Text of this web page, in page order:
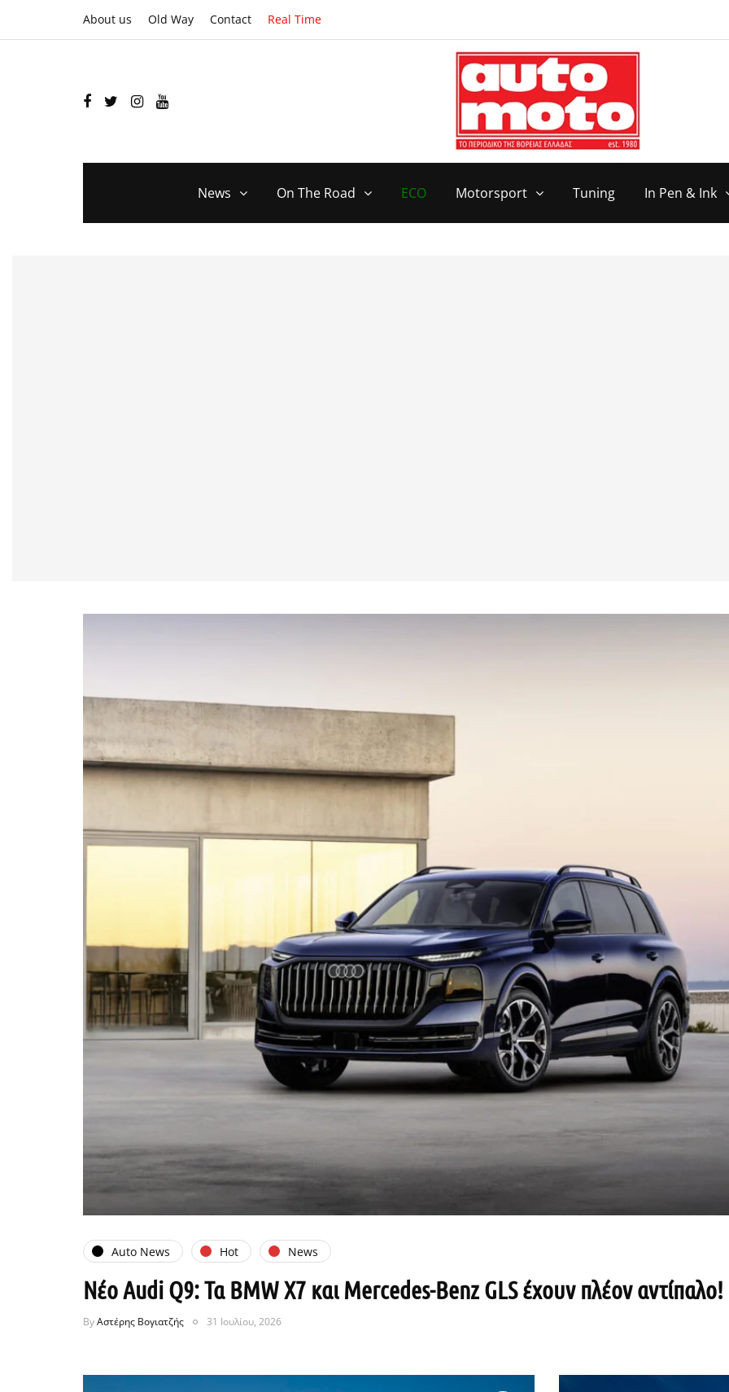
About us Old Way Contact Real Time
News On The Road ECO Motorsport Tuning In Pen & Ink
Auto News Hot News
Νέο Audi Q9: Τα BMW X7 και Mercedes-Benz GLS έχουν πλέον αντίπαλο!
ByΑστέρης Βογιατζής 31 Ιουλίου, 2026